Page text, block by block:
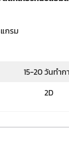
กรม
15-20 วันทำก
2D